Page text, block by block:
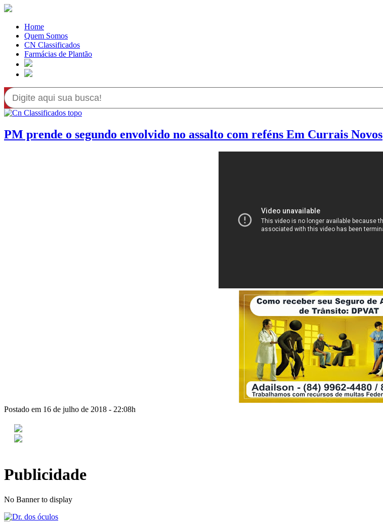
Home
Quem Somos
CN Classificados
Farmácias de Plantão
PM prende o segundo envolvido no assalto com reféns Em Currais Novos
Postado em 16 de julho de 2018 - 22:08h
Publicidade
No Banner to display